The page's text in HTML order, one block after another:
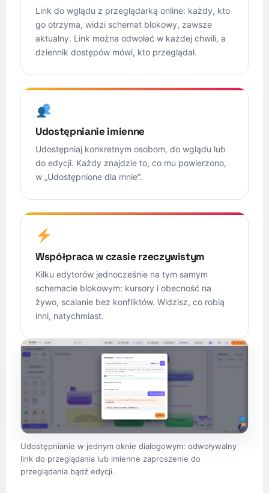
Link do wglądu z przeglądarką online: każdy, kto
go otrzyma, widzi schemat blokowy, zawsze
aktualny. Link można odwołać w każdej chwili, a
dziennik dostępów mówi, kto przeglądał.
Udostępnianie imienne
Udostępniaj konkretnym osobom, do wglądu lub
do edycji. Każdy znajdzie to, co mu powierzono,
w „Udostępnione dla mnie”.
Współpraca w czasie rzeczywistym
Kilku edytorów jednocześnie na tym samym
schemacie blokowym: kursory i obecność na
żywo, scalanie bez konfliktów. Widzisz, co robią
inni, natychmiast.
Udostępnianie w jednym oknie dialogowym: odwoływalny
link do przeglądania lub imienne zaproszenie do
przeglądania bądź edycji.